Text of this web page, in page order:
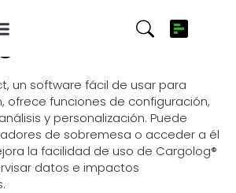
Connect
un software fácil de usar para
ofrece funciones de configuración,
y personalización. Puede
de sobremesa o acceder a él
la facilidad de uso de Cargolog®
datos e impactos